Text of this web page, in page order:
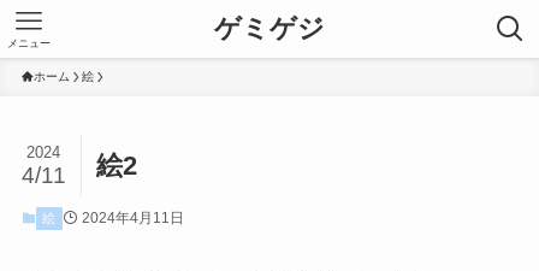
ゲミゲジ
メニュー
ホーム 絵
絵2
2024
4/11
絵 2024年4月11日